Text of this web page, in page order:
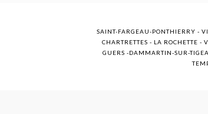
SAINT-FARGEAU-PONTHIERRY -
CHARTRETTES - LA ROCHETTE
GUERS -DAMMARTIN-SUR-